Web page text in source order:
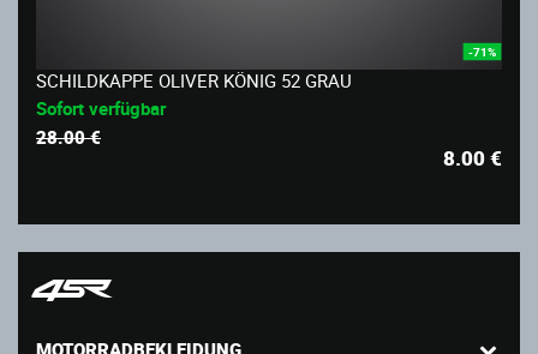
-71%
SCHILDKAPPE OLIVER KÖNIG 52 GRAU
Sofort verfügbar
28.00 €
8.00€